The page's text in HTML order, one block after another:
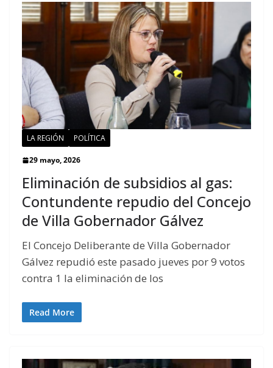
LA REGIÓN POLÍTICA
29 mayo, 2026
Eliminación de subsidios al gas:
Contundente repudio del Concejo
de Villa Gobernador Gálvez
El Concejo Deliberante de Villa Gobernador
Gálvez repudió este pasado jueves por 9 votos
contra 1 la eliminación de los
Read More